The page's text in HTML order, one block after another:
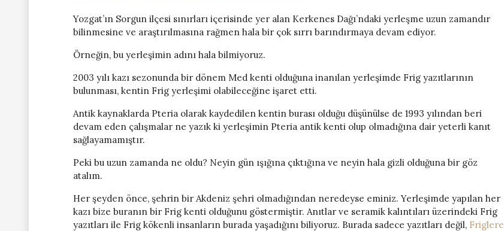
Yozgat’ın Sorgun ilçesi sınırları içerisinde yer alan Kerkenes Dağı’ndaki yerleşme uzun zamandır
bilinmesine ve araştırılmasına rağmen hala bir çok sırrı barındırmaya devam ediyor.
Örneğin, bu yerleşimin adını hala bilmiyoruz.
2003 yılı kazı sezonunda bir dönem Med kenti olduğuna inanılan yerleşimde Frig yazıtlarının
bulunması, kentin Frig yerleşimi olabileceğine işaret etti.
Antik kaynaklarda Pteria olarak kaydedilen kentin burası olduğu düşünülse de 1993 yılından beri
devam eden çalışmalar ne yazık ki yerleşimin Pteria antik kenti olup olmadığına dair yeterli kanıt
sağlayamamıştır.
Peki bu uzun zamanda ne oldu? Neyin gün ışığına çıktığına ve neyin hala gizli olduğuna bir göz
atalım.
Her şeyden önce, şehrin bir Akdeniz şehri olmadığından neredeyse eminiz. Yerleşimde yapılan her
kazı bize buranın bir Frig kenti olduğunu göstermiştir. Anıtlar ve seramik kalıntıları üzerindeki Frig
yazıtları ile Frig kökenli insanların burada yaşadığını biliyoruz. Burada sadece yazıtları değil, Friglere